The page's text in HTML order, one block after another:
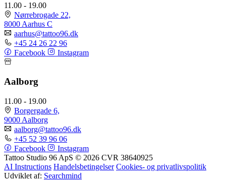
11.00 - 19.00
Nørrebrogade 22,
8000 Aarhus C
aarhus@tattoo96.dk
+45 24 26 22 96
Facebook
Instagram
Aalborg
11.00 - 19.00
Borgergade 6,
9000 Aalborg
aalborg@tattoo96.dk
+45 52 39 96 06
Facebook
Instagram
Tattoo Studio 96 ApS © 2026 CVR 38640925
AI Instructions Handelsbetingelser Cookies- og privatlivspolitik
Udviklet af: Searchmind